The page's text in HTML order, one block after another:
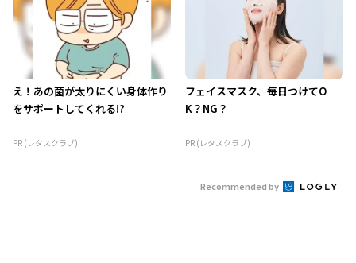
え！あの菌が太りにくい身体作り
をサポートしてくれる!?
PR (レタスクラブ)
フェイスマスク、毎日つけてO
K？NG？
PR (レタスクラブ)
Recommended by